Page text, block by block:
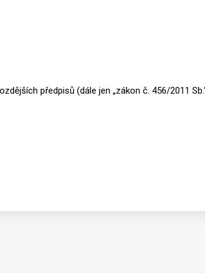
předpisů (dále jen „zákon č. 456/2011